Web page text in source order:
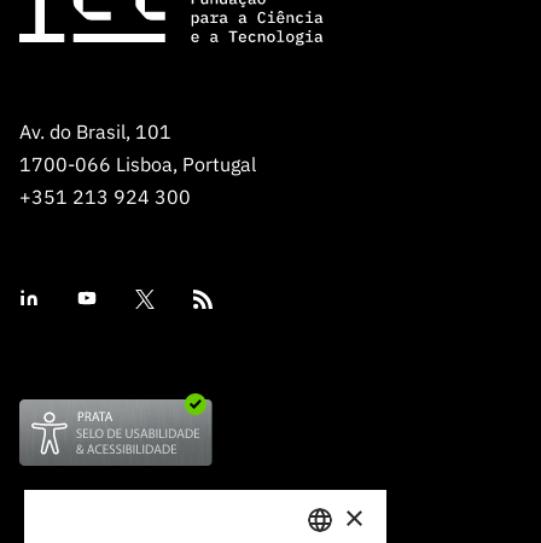
Av. do Brasil, 101
1700-066 Lisboa, Portugal
+351 213 924 300
×